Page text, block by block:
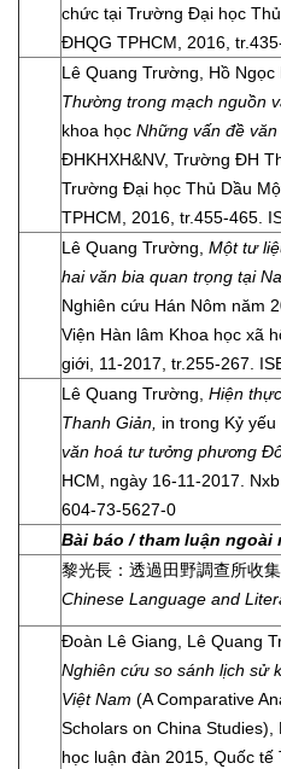
chức tại Trường Đại học
ĐHQG TPHCM, 2016,
Lê Quang Trường, Hồ Ngọc
Thường trong mạch nguồn
khoa học Những vấn đề
ĐHKHXH&NV, Trường ĐH
Trường Đại học Thủ Dầu
TPHCM, 2016, tr.455-465.
Lê Quang Trường, Một tư
hai văn bia quan trọng tại
Nghiên cứu Hán Nôm năm
Viện Hàn lâm Khoa học xã
giới, 11-2017, tr.255-267.
Lê Quang Trường, Hiện
Thanh Giản, in trong Kỷ
văn hoá tư tưởng phương
HCM, ngày 16-11-2017.
604-73-5627-0
Bài báo / tham luận ngoài
黎光長：透過田野調查所收
Chinese Language and
Đoàn Lê Giang, Lê Quang
Nghiên cứu so sánh lịch sử
Việt Nam (A Comparative
Scholars on China
học luận đàn 2015, Quốc